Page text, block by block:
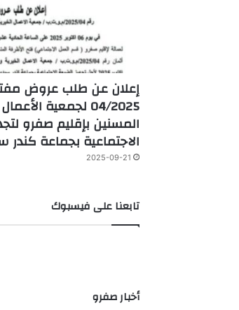
إعلان عن طلب عروض
04/2025 لجمعية
المسنين بإقليم صفرو
الاجتماعية بجماعة كندر
2025-09-21
تابعنا على فيسبوك
أخبار صفرو